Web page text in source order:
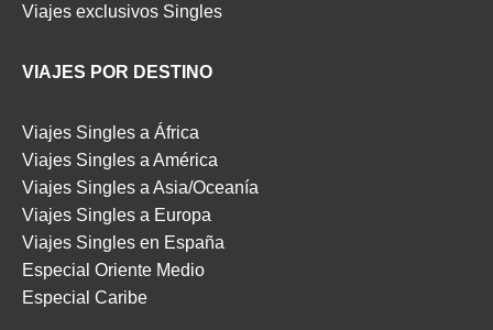
Viajes exclusivos Singles
VIAJES POR DESTINO
Viajes Singles a África
Viajes Singles a América
Viajes Singles a Asia/Oceanía
Viajes Singles a Europa
Viajes Singles en España
Especial Oriente Medio
Especial Caribe